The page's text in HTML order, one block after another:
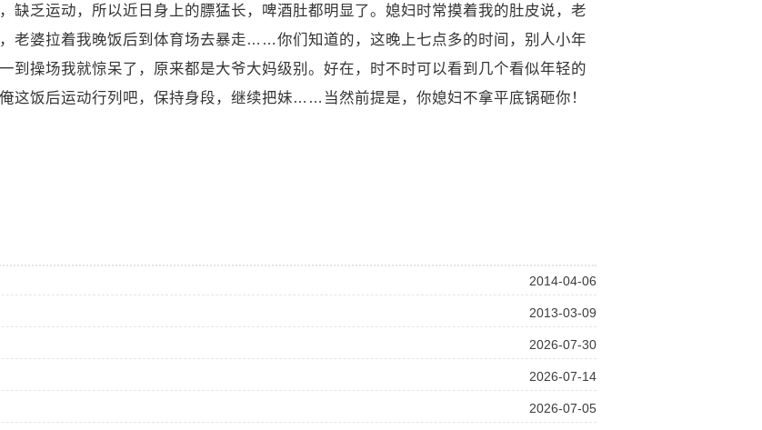
缺乏运动，所以近日身上的膘猛长，啤酒肚都明显了。媳妇时常摸着我的肚皮说，老
老婆拉着我晚饭后到体育场去暴走……你们知道的，这晚上七点多的时间，别人小年
到操场我就惊呆了，原来都是大爷大妈级别。好在，时不时可以看到几个看似年轻的
这饭后运动行列吧，保持身段，继续把妹……当然前提是，你媳妇不拿平底锅砸你！
2014-04-06
2013-03-09
2026-07-30
2026-07-14
2026-07-05